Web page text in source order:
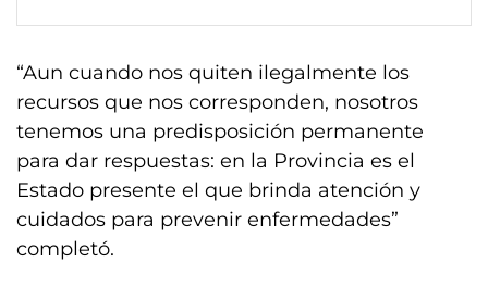
“Aun cuando nos quiten ilegalmente los
recursos que nos corresponden, nosotros
tenemos una predisposición permanente
para dar respuestas: en la Provincia es el
Estado presente el que brinda atención y
cuidados para prevenir enfermedades”
completó.